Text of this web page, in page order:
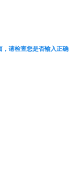
请检查您是否输入正确